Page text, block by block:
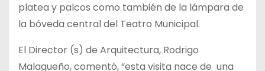
platea y palcos como también de la lámpara de
la bóveda central del Teatro Municipal.
El Director (s) de Arquitectura, Rodrigo
Malagueño, comentó, “esta visita nace de una